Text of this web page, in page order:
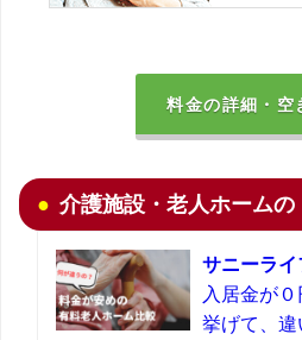
料金の詳細・空
介護施設・老人ホームの
サニーラ
入居金が
挙げて、違